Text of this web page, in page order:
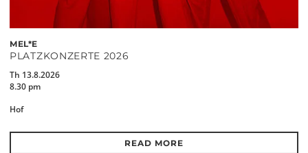
MEL*E
PLATZKONZERTE 2026
Th 13.8.2026
8.30 pm
Hof
READ MORE